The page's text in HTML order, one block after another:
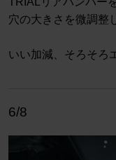
穴の大きさを微調整
いい加減、そろそろ
6/8